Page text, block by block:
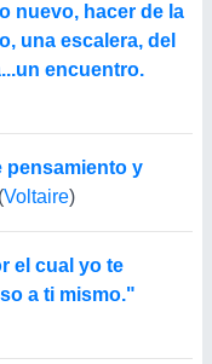
nuevo, hacer de la
una escalera, del
encuentro.
pensamiento y
(Voltaire)
el cual yo te
a ti mismo."